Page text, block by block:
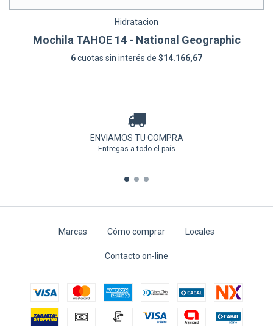
Hidratacion
Mochila TAHOE 14 - National Geographic
6cuotas sin interés de $14.166,67
ENVIAMOS TU COMPRA
Entregas a todo el país
Marcas Cómo comprar Locales
Contacto on-line